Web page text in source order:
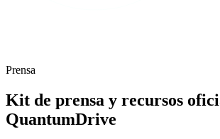
Prensa
Kit de prensa y recursos
QuantumDrive